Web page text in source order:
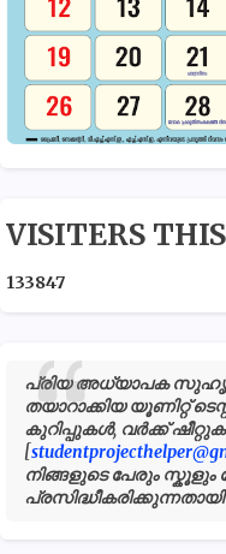
VISITERS
133847
പ്രിയ അധ്യാപക
തയാറാക്കിയ യൂണിറ്റ്
കുറിപ്പുകൾ, വർക്ക്
[
നിങ്ങളുടെ പേരും സ്കൂളും